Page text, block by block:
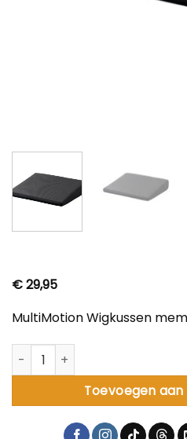
€29,95
MultiMotion Wigkussen
MultiMotion Wigkussen
Toevoegen